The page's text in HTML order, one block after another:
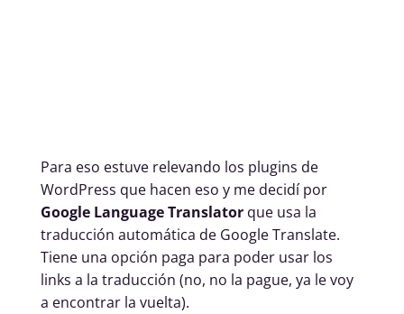
Para eso estuve relevando los plugins de
WordPress que hacen eso y me decidí por
Google Language Translatorque usa la
traducción automática de Google Translate.
Tiene una opción paga para poder usar los
links a la traducción (no, no la pague, ya le voy
a encontrar la vuelta).